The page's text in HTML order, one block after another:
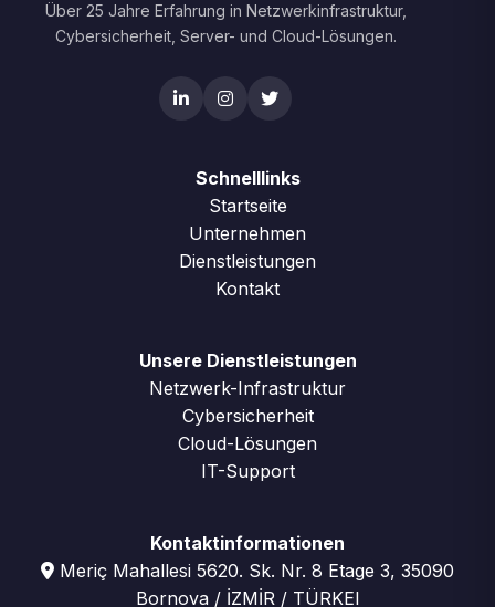
Über 25 Jahre Erfahrung in Netzwerkinfrastruktur,
Cybersicherheit, Server- und Cloud-Lösungen.
Schnelllinks
Startseite
Unternehmen
Dienstleistungen
Kontakt
Unsere Dienstleistungen
Netzwerk-Infrastruktur
Cybersicherheit
Cloud-Lösungen
IT-Support
Kontaktinformationen
Meriç Mahallesi 5620. Sk. Nr. 8 Etage 3, 35090
Bornova / İZMİR / TÜRKEI